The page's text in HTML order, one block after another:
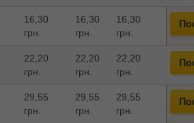
16,30
грн.
16,30
грн.
16,30
грн.
22,20
грн.
22,20
грн.
22,20
грн.
29,55
грн.
29,55
грн.
29,55
грн.